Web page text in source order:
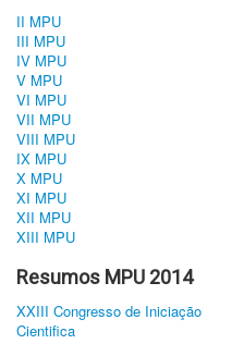
II MPU
III MPU
IV MPU
V MPU
VI MPU
VII MPU
VIII MPU
IX MPU
X MPU
XI MPU
XII MPU
XIII MPU
Resumos MPU 2014
XXIII Congresso de Iniciação
Cientifica